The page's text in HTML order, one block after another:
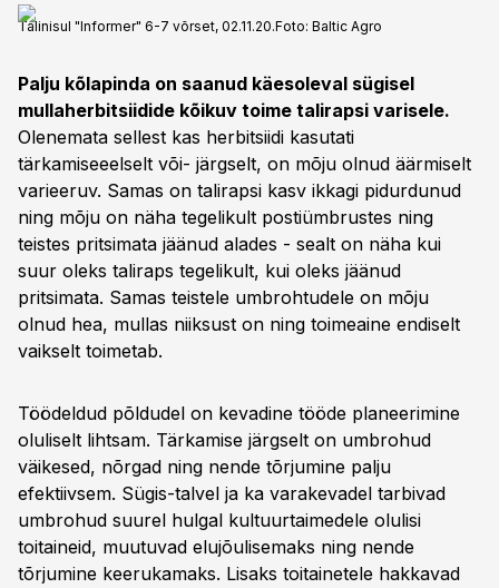
Talinisul "Informer" 6-7 võrset, 02.11.20.Foto: Baltic Agro
Palju kõlapinda on saanud käesoleval sügisel
mullaherbitsiidide kõikuv toime talirapsi varisele.
Olenemata sellest kas herbitsiidi kasutati
tärkamiseeelselt või- järgselt, on mõju olnud äärmiselt
varieeruv. Samas on talirapsi kasv ikkagi pidurdunud
ning mõju on näha tegelikult postiümbrustes ning
teistes pritsimata jäänud alades - sealt on näha kui
suur oleks taliraps tegelikult, kui oleks jäänud
pritsimata. Samas teistele umbrohtudele on mõju
olnud hea, mullas niiksust on ning toimeaine endiselt
vaikselt toimetab.
Töödeldud põldudel on kevadine tööde planeerimine
oluliselt lihtsam. Tärkamise järgselt on umbrohud
väikesed, nõrgad ning nende tõrjumine palju
efektiivsem. Sügis-talvel ja ka varakevadel tarbivad
umbrohud suurel hulgal kultuurtaimedele olulisi
toitaineid, muutuvad elujõulisemaks ning nende
tõrjumine keerukamaks. Lisaks toitainetele hakkavad